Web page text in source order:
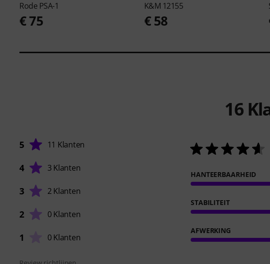
Rode PSA-1
€ 75
K&M 12155
€ 58
16
5 11 Klanten
4 3 Klanten
3 2 Klanten
2 0 Klanten
1 0 Klanten
HANTEERBAARHEID
STABILITEIT
AFWERKING